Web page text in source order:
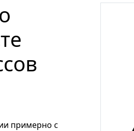
примерно с